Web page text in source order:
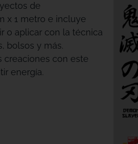
de
x 1 metro e incluye
o aplicar con la técnica
bolsos y más.
creaciones con este
energía.